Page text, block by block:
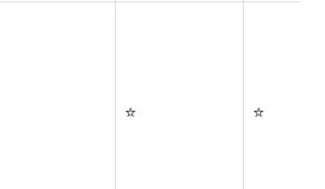
⭐ ⭐